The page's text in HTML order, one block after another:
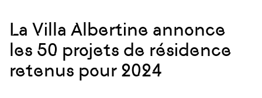
La Villa Albertine annonce
les 50 projets de résidence
retenus pour 2024